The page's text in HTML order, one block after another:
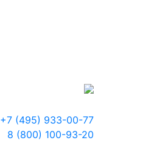
+7 (495) 933-00-77
8 (800) 100-93-20